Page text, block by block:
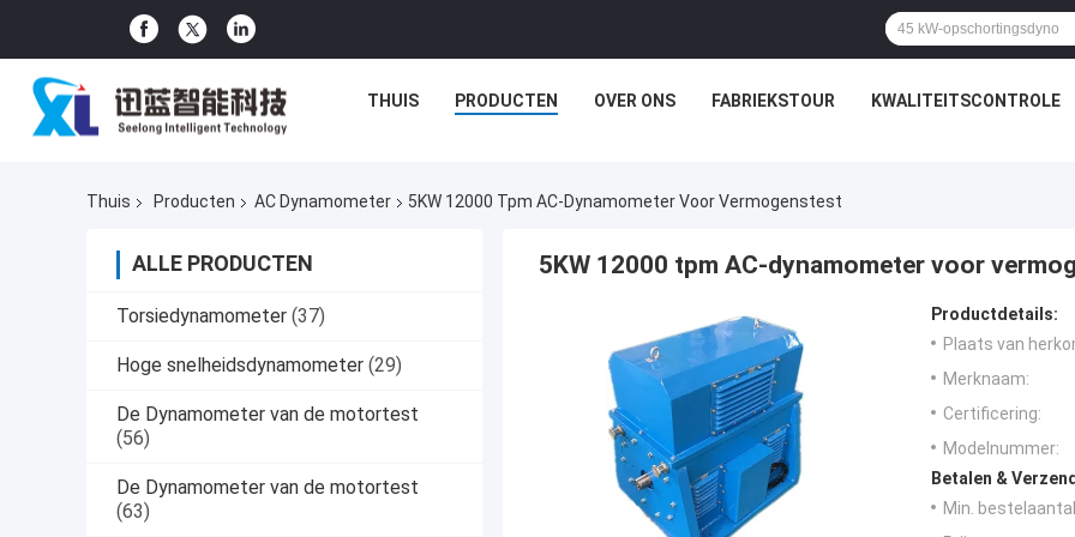
THUIS PRODUCTEN OVER ONS FABRIEKSTOUR KWALITEITSCONTROLE
Thuis Producten AC Dynamometer 5KW 12000 Tpm AC-Dynamometer Voor Vermogenstest
ALLE PRODUCTEN
Torsiedynamometer (37)
Hoge snelheidsdynamometer (29)
De Dynamometer van de motortest
(56)
De Dynamometer van de motortest
(63)
5KW 12000 tpm AC-dynamometer voor
Productdetails:
Plaats van
Merknaam:
Certificering:
Modelnummer:
Betalen &
Min.